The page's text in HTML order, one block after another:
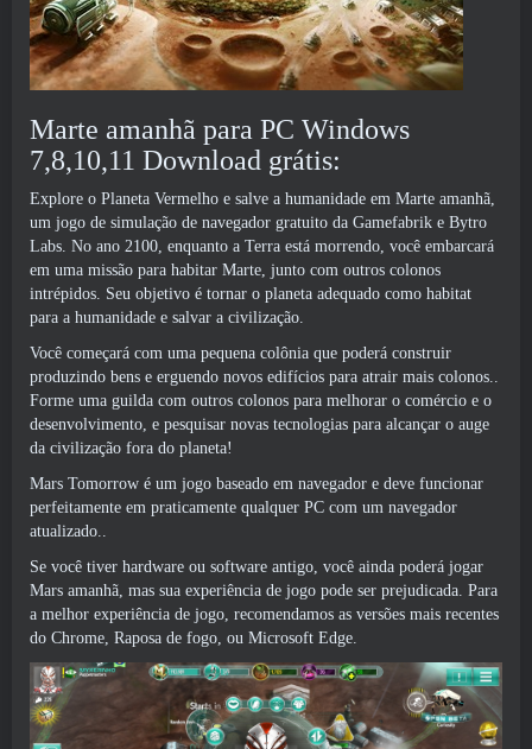
Marte amanhã para PC Windows
7,8,10,11 Download grátis:
Explore o Planeta Vermelho e salve a humanidade em Marte amanhã,
um jogo de simulação de navegador gratuito da Gamefabrik e Bytro
Labs. No ano 2100, enquanto a Terra está morrendo, você embarcará
em uma missão para habitar Marte, junto com outros colonos
intrépidos. Seu objetivo é tornar o planeta adequado como habitat
para a humanidade e salvar a civilização.
Você começará com uma pequena colônia que poderá construir
produzindo bens e erguendo novos edifícios para atrair mais colonos..
Forme uma guilda com outros colonos para melhorar o comércio e o
desenvolvimento, e pesquisar novas tecnologias para alcançar o auge
da civilização fora do planeta!
Mars Tomorrow é um jogo baseado em navegador e deve funcionar
perfeitamente em praticamente qualquer PC com um navegador
atualizado..
Se você tiver hardware ou software antigo, você ainda poderá jogar
Mars amanhã, mas sua experiência de jogo pode ser prejudicada. Para
a melhor experiência de jogo, recomendamos as versões mais recentes
do Chrome, Raposa de fogo, ou Microsoft Edge.